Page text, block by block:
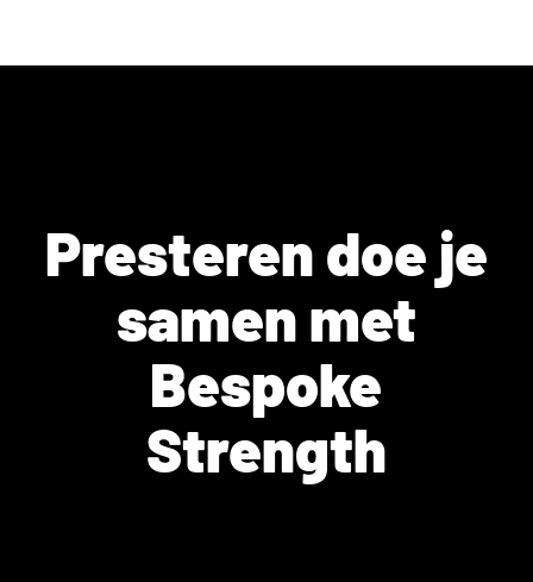
Presteren doe je
samen met
Bespoke
Strength